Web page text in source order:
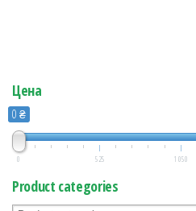
Цена
0 ₴
0 525 1 050
Product categories